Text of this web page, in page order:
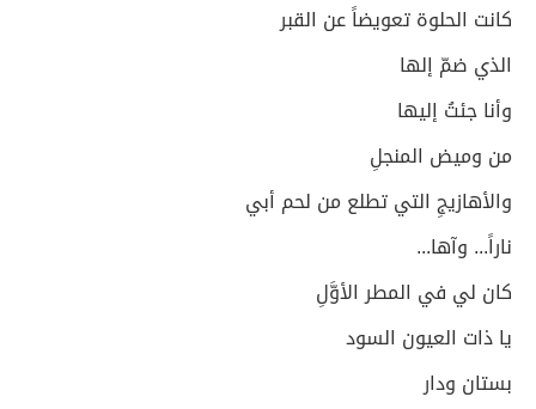
كانت الحلوة تعويضاً عن القبر
الذي ضمّ إلها
وأنا جئتُ إليها
من وميض المنجلِ
والأهازيجِ التي تطلع من لحم أبي
ناراً... وآها...
كان لي في المطر الأوَّلِ
يا ذات العيون السود
بستان ودار